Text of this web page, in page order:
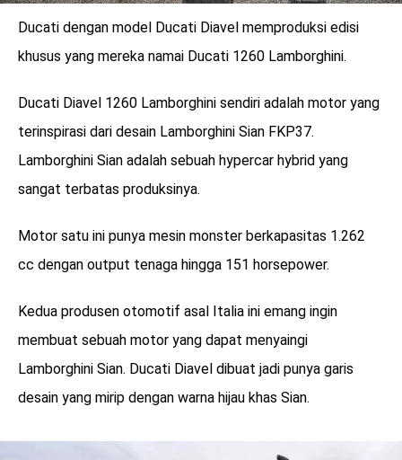
Ducati dengan model Ducati Diavel memproduksi edisi
khusus yang mereka namai Ducati 1260 Lamborghini.
Ducati Diavel 1260 Lamborghini sendiri adalah motor yang
terinspirasi dari desain Lamborghini Sian FKP37.
Lamborghini Sian adalah sebuah hypercar hybrid yang
sangat terbatas produksinya.
Motor satu ini punya mesin monster berkapasitas 1.262
cc dengan output tenaga hingga 151 horsepower.
Kedua produsen otomotif asal Italia ini emang ingin
membuat sebuah motor yang dapat menyaingi
Lamborghini Sian. Ducati Diavel dibuat jadi punya garis
desain yang mirip dengan warna hijau khas Sian.